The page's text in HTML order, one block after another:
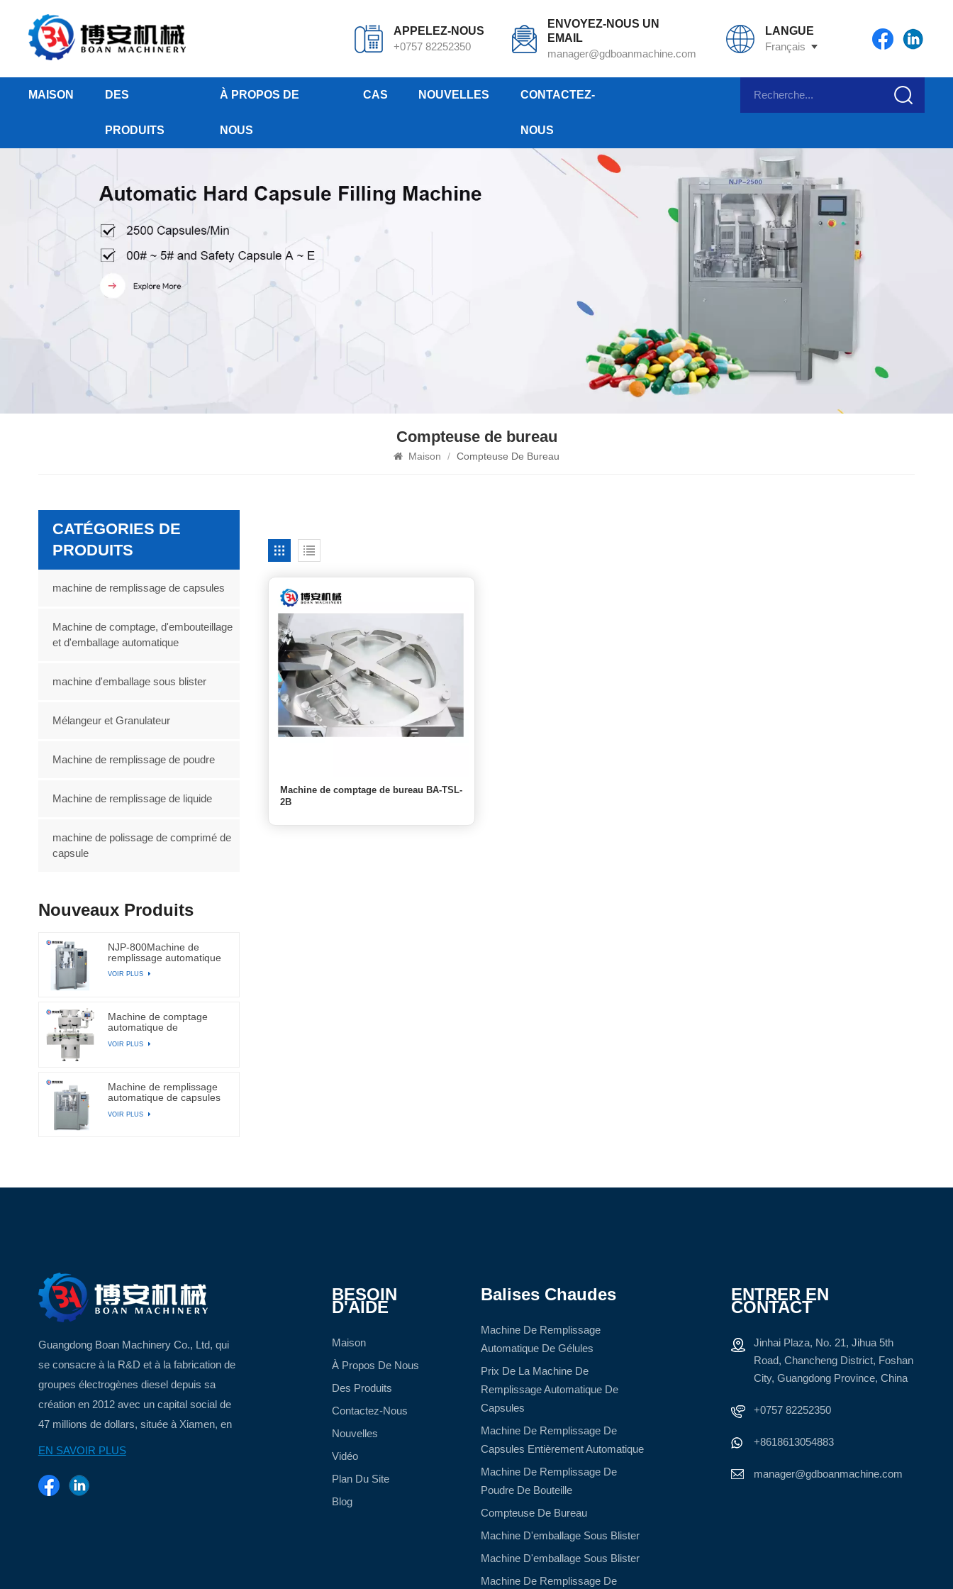
APPELEZ-NOUS
+0757 82252350
ENVOYEZ-NOUS UN
EMAIL
manager@gdboanmachine.com
LANGUE
Français
MAISON DES
PRODUITS
À PROPOS DE
NOUS
CAS NOUVELLES CONTACTEZ-
NOUS
Compteuse de bureau
Maison / Compteuse De Bureau
Machine de comptage de bureau BA-TSL-
2B
CATÉGORIES DE
PRODUITS
machine de remplissage de capsules
Machine de comptage, d'embouteillage
et d'emballage automatique
machine d'emballage sous blister
Mélangeur et Granulateur
Machine de remplissage de poudre
Machine de remplissage de liquide
machine de polissage de comprimé de
capsule
Nouveaux Produits
NJP-800Machine de
remplissage automatique
VOIR PLUS
Machine de comptage
automatique de
électroniques à canal BA-
VOIR PLUS
Machine de remplissage
automatique de capsules
2500
VOIR PLUS
Guangdong Boan Machinery Co., Ltd, qui
se consacre à la R&D et à la fabrication de
groupes électrogènes diesel depuis sa
création en 2012 avec un capital social de
47 millions de dollars, située à Xiamen, en
Chine, une belle ville insulaire...
EN SAVOIR PLUS
BESOIN
D'AIDE
Maison
À Propos De Nous
Des Produits
Contactez-Nous
Nouvelles
Vidéo
Plan Du Site
Blog
Balises Chaudes
Machine De Remplissage
Automatique De Gélules
Prix De La Machine De
Remplissage Automatique De
Capsules
Machine De Remplissage De
Capsules Entièrement Automatique
Machine De Remplissage De
Poudre De Bouteille
Compteuse De Bureau
Machine D'emballage Sous Blister
Machine D'emballage Sous Blister
Machine De Remplissage De
ENTRER EN
CONTACT
Jinhai Plaza, No. 21, Jihua 5th
Road, Chancheng District, Foshan
City, Guangdong Province, China
+0757 82252350
+8618613054883
manager@gdboanmachine.com